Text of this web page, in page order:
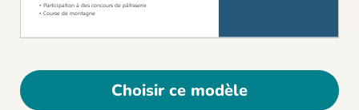
Choisir ce modèle